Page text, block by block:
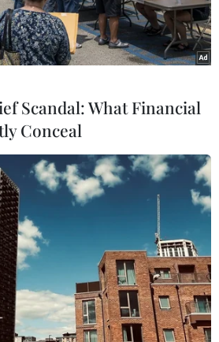
Ngãi-Hoài Nhơn sẽ thông xe kỹ thuật
với cao tốc Hoài Nhơn-Quy Nhơn vào
Khánh Hùng/Vietnam+)
Scandal: What Financial
Conceal